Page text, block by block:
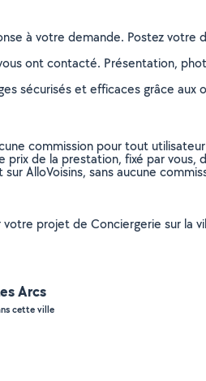
à votre demande. Postez
ont contacté. Présentation,
sécurisés et efficaces grâce aux
commission pour tout
de la prestation, fixé par vous,
AlloVoisins, sans aucune
projet de Conciergerie sur la
Arcs
cette ville